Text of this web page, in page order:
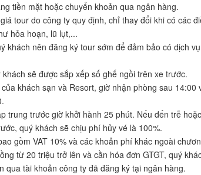
tiền mặt hoặc chuyển khoản qua ngân hàng.
tour do công ty quy định, chỉ thay đổi khi có các
hỏa hoạn, lũ lụt,...
khách nên đăng ký tour sớm để đảm bảo có dịch
sẽ được sắp xếp số ghế ngồi trên xe trước.
khách sạn và Resort, giờ nhận phòng sau 14:00
trung trước giờ khởi hành 25 phút. Nếu đến trễ hoặc
quý khách sẽ chịu phí hủy vé là 100%.
gồm VAT 10% và các khoản phí khác ngoài
từ 20 triệu trở lên và cần hóa đơn GTGT, quý
qua tài khoản công ty đã đăng ký tại ngân hàng.